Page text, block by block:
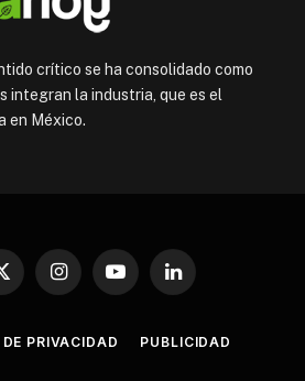
crítico se ha consolidado como
integran la industria, que es el
en México.
X
InstagramYouTubeLinkedIn
PRIVACIDAD PUBLICIDAD